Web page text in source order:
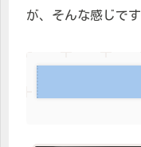
が、そんな感じです